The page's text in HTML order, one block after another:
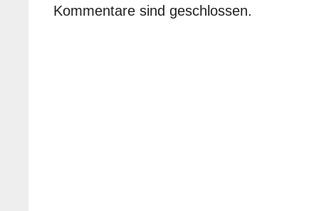
Kommentare sind geschlossen.